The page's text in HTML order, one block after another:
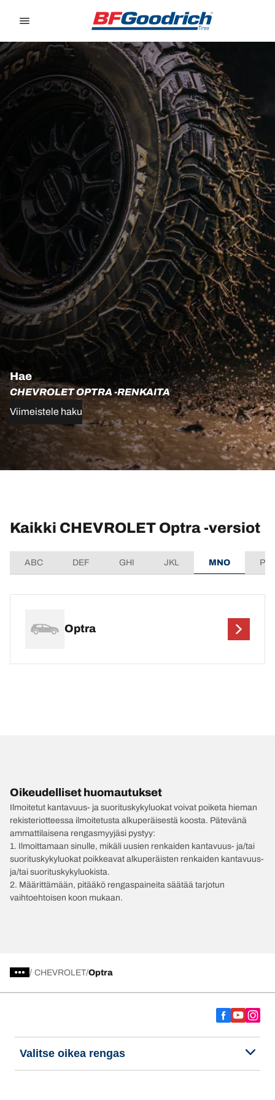
Hae
CHEVROLET OPTRA -RENKAITA
Viimeistele haku
Kaikki CHEVROLET Optra -versiot
ABC DEF GHI JKL MNO
Optra
Oikeudelliset huomautukset
Ilmoitetut kantavuus- ja suorituskykyluokat voivat poiketa hieman
rekisteriotteessa ilmoitetusta alkuperäisestä koosta. Pätevänä
ammattilaisena rengasmyyjäsi pystyy:
1. Ilmoittamaan sinulle, mikäli uusien renkaiden kantavuus- ja/tai
suorituskykyluokat poikkeavat alkuperäisten renkaiden kantavuus-
ja/tai suorituskykyluokista.
2. Määrittämään, pitääkö rengaspaineita säätää tarjotun
vaihtoehtoisen koon mukaan.
/ CHEVROLET Optra
Valitse oikea rengas